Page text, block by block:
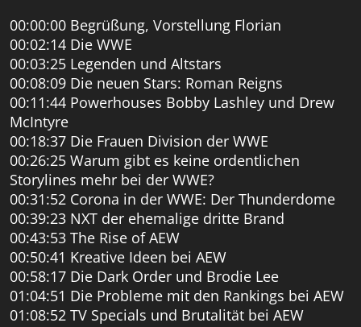
00:00:00 Begrüßung, Vorstellung Florian
00:02:14 Die WWE
00:03:25 Legenden und Altstars
00:08:09 Die neuen Stars: Roman Reigns
00:11:44 Powerhouses Bobby Lashley und Drew
McIntyre
00:18:37 Die Frauen Division der WWE
00:26:25 Warum gibt es keine ordentlichen
Storylines mehr bei der WWE?
00:31:52 Corona in der WWE: Der Thunderdome
00:39:23 NXT der ehemalige dritte Brand
00:43:53 The Rise of AEW
00:50:41 Kreative Ideen bei AEW
00:58:17 Die Dark Order und Brodie Lee
01:04:51 Die Probleme mit den Rankings bei AEW
01:08:52 TV Specials und Brutalität bei AEW